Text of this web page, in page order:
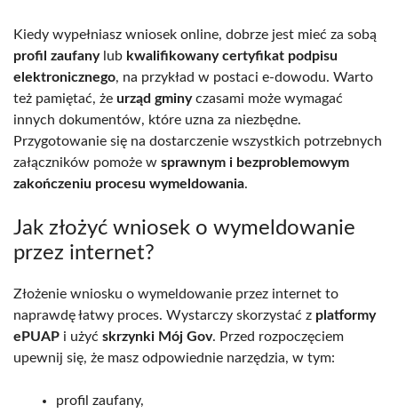
Kiedy wypełniasz wniosek online, dobrze jest mieć za sobą
profil zaufanylub kwalifikowany certyfikat podpisu
elektronicznego, na przykład w postaci e-dowodu. Warto
też pamiętać, że urząd gminyczasami może wymagać
innych dokumentów, które uzna za niezbędne.
Przygotowanie się na dostarczenie wszystkich potrzebnych
załączników pomoże w sprawnym i bezproblemowym
zakończeniu procesu wymeldowania.
Jak złożyć wniosek o wymeldowanie
przez internet?
Złożenie wniosku o wymeldowanie przez internet to
naprawdę łatwy proces. Wystarczy skorzystać z platformy
ePUAP i użyć skrzynki Mój Gov. Przed rozpoczęciem
upewnij się, że masz odpowiednie narzędzia, w tym:
profil zaufany,